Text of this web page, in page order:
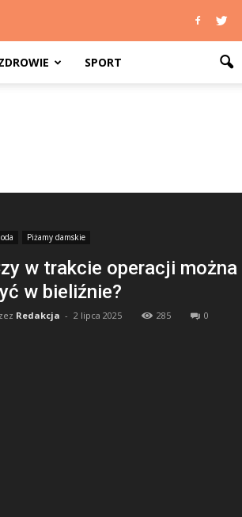
SPORT
Piżamy damskie
w trakcie operacji można
w bieliźnie?
Redakcja - 2 lipca 2025 285 0